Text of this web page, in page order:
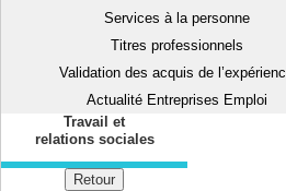
Services à la personne
Titres professionnels
Validation des acquis de
Actualité Entreprises Emploi
Travail et
relations sociales
Retour